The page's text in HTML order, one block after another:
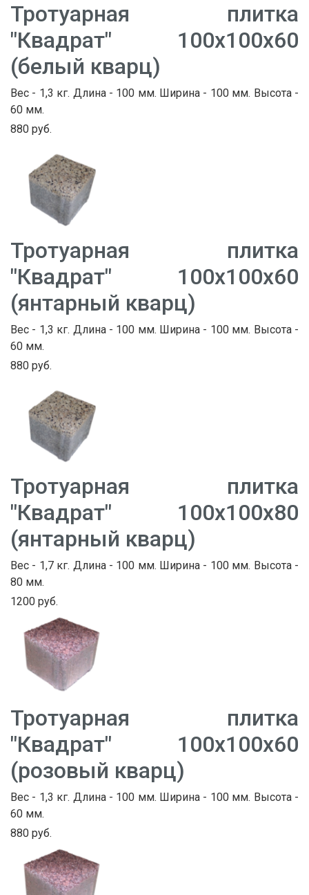
Тротуарная плитка
"Квадрат" 100х100х60
(белый кварц)
Вес - 1,3 кг. Длина - 100 мм. Ширина - 100 мм. Высота -
60 мм.
880 руб.
Тротуарная плитка
"Квадрат" 100х100х60
(янтарный кварц)
Вес - 1,3 кг. Длина - 100 мм. Ширина - 100 мм. Высота -
60 мм.
880 руб.
Тротуарная плитка
"Квадрат" 100х100х80
(янтарный кварц)
Вес - 1,7 кг. Длина - 100 мм. Ширина - 100 мм. Высота -
80 мм.
1200 руб.
Тротуарная плитка
"Квадрат" 100х100х60
(розовый кварц)
Вес - 1,3 кг. Длина - 100 мм. Ширина - 100 мм. Высота -
60 мм.
880 руб.